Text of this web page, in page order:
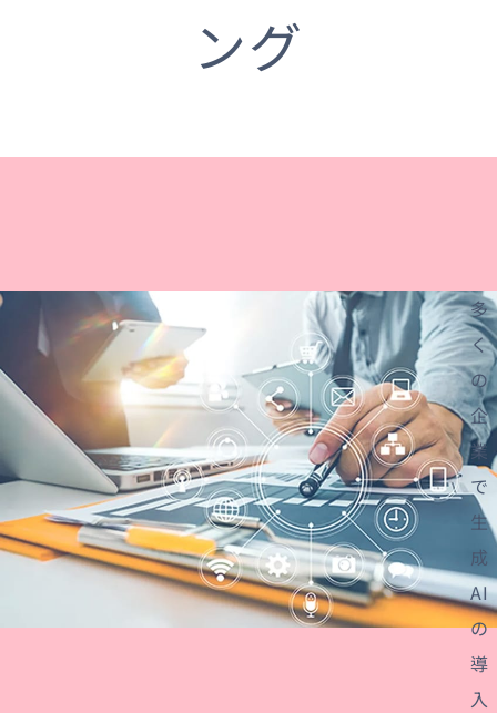
ング
多
く
の
企
業
で
生
成
AI
の
導
入